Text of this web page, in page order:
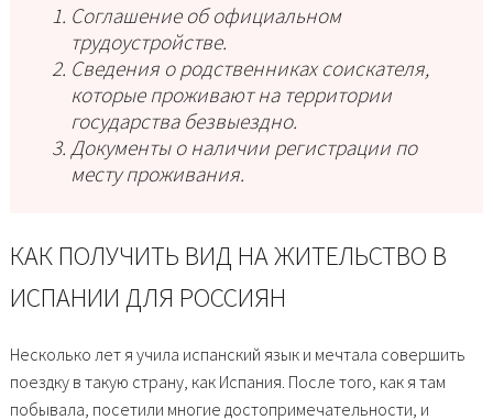
Соглашение об официальном
трудоустройстве.
Сведения о родственниках соискателя,
которые проживают на территории
государства безвыездно.
Документы о наличии регистрации по
месту проживания.
КАК ПОЛУЧИТЬ ВИД НА ЖИТЕЛЬСТВО В
ИСПАНИИ ДЛЯ РОССИЯН
Несколько лет я учила испанский язык и мечтала совершить
поездку в такую страну, как Испания. После того, как я там
побывала, посетили многие достопримечательности, и